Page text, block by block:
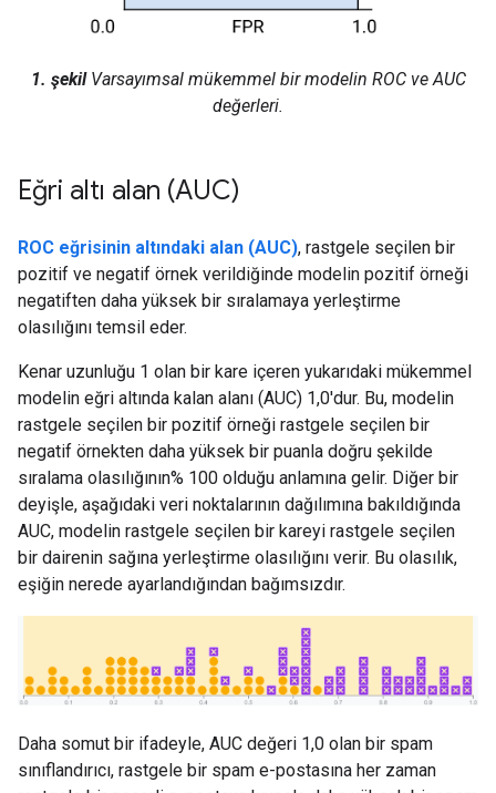
1. şekilVarsayımsal mükemmel bir modelin ROC ve AUC
değerleri.
Eğri altı alan (AUC)
ROC eğrisinin altındaki alan (AUC), rastgele seçilen bir
pozitif ve negatif örnek verildiğinde modelin pozitif örneği
negatiften daha yüksek bir sıralamaya yerleştirme
olasılığını temsil eder.
Kenar uzunluğu 1 olan bir kare içeren yukarıdaki mükemmel
modelin eğri altında kalan alanı (AUC) 1,0'dur. Bu, modelin
rastgele seçilen bir pozitif örneği rastgele seçilen bir
negatif örnekten daha yüksek bir puanla doğru şekilde
sıralama olasılığının% 100 olduğu anlamına gelir. Diğer bir
deyişle, aşağıdaki veri noktalarının dağılımına bakıldığında
AUC, modelin rastgele seçilen bir kareyi rastgele seçilen
bir dairenin sağına yerleştirme olasılığını verir. Bu olasılık,
eşiğin nerede ayarlandığından bağımsızdır.
Daha somut bir ifadeyle, AUC değeri 1,0 olan bir spam
sınıflandırıcı, rastgele bir spam e-postasına her zaman